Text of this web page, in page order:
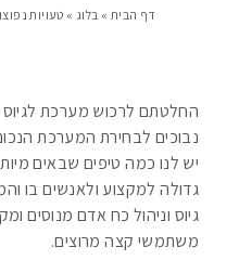
דף הבית » בלוג » טעויות
החלטתם לרכוש מערכת
נבוכים לבחירת המערכת
גדולה למקצוע ולאנשים בו
גיוס וניהול כח אדם מנוסים
משתמשי קצה מרוצים.